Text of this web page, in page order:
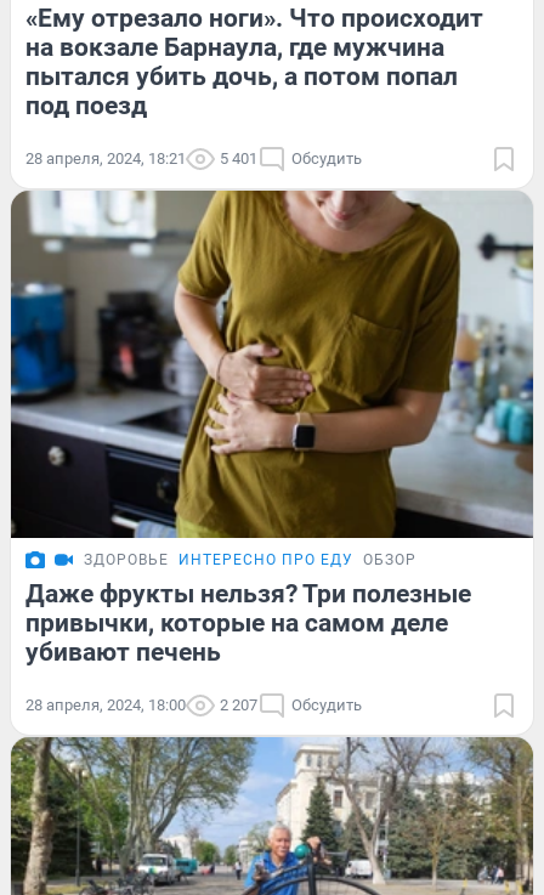
«Ему отрезало ноги». Что происходит
на вокзале Барнаула, где мужчина
пытался убить дочь, а потом попал
под поезд
28 апреля, 2024, 18:21 5 401 Обсудить
ЗДОРОВЬЕ ИНТЕРЕСНО ПРО ЕДУ ОБЗОР
Даже фрукты нельзя? Три полезные
привычки, которые на самом деле
убивают печень
28 апреля, 2024, 18:00 2 207 Обсудить